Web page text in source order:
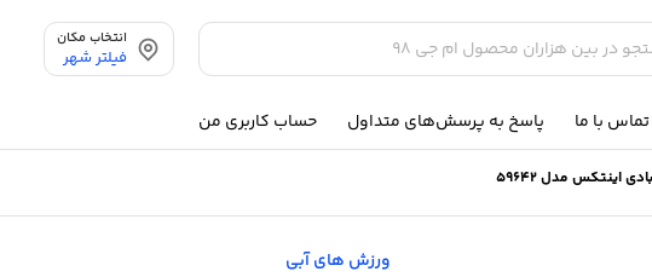
انتخاب مکان
فیلتر شهر
تماس با ما پاسخ به پرسش‌های متداول حساب کاربری من
اینتکس مدل 59642
ورزش های آبی